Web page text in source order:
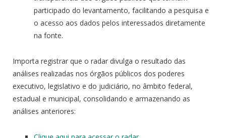
participado do levantamento, facilitando a pesquisa e
o acesso aos dados pelos interessados diretamente
na fonte.
Importa registrar que o radar divulga o resultado das
análises realizadas nos órgãos públicos dos poderes
executivo, legislativo e do judiciário, no âmbito federal,
estadual e municipal, consolidando e armazenando as
análises anteriores: